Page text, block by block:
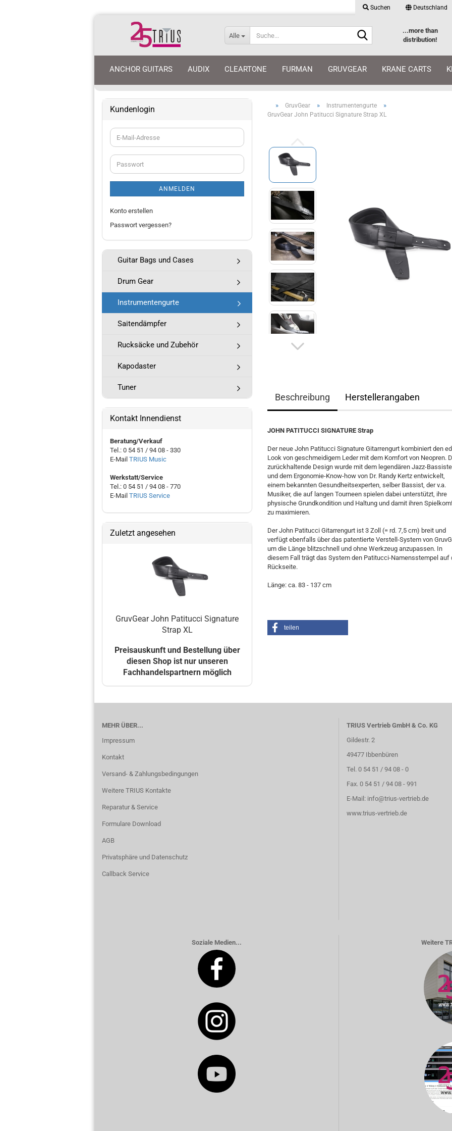
Suchen Deutschland
Alle
...more than
distribution!
ANCHOR GUITARS AUDIX CLEARTONE FURMAN GRUVGEAR KRANE CARTS
» GruvGear » Instrumentengurte »
GruvGear John Patitucci Signature Strap XL
Beschreibung Herstellerangaben
JOHN PATITUCCI SIGNATURE Strap
Der neue John Patitucci Signature Gitarrengurt kombiniert den
Look von geschmeidigem Leder mit dem Komfort von Neopren.
zurückhaltende Design wurde mit dem legendären Jazz-
und dem Ergonomie-Know-how von Dr. Randy Kertz entwickelt,
einem bekannten Gesundheitsexperten, selber Bassist, der v.a.
Musiker, die auf langen Tourneen spielen dabei unterstützt, ihre
physische Grundkondition und Haltung und damit ihren
zu maximieren.
Der John Patitucci Gitarrengurt ist 3 Zoll (= rd. 7,5 cm) breit und
verfügt ebenfalls über das patentierte Verstell-System von
um die Länge blitzschnell und ohne Werkzeug anzupassen. In
diesem Fall trägt das System den Patitucci-Namensstempel auf
Rückseite.
Länge: ca. 83 - 137 cm
teilen
Kundenlogin
E-
Mail-
Adresse
Passwort
ANMELDEN
Konto erstellen
Passwort vergessen?
Guitar Bags und Cases
Drum Gear
Instrumentengurte
Saitendämpfer
Rucksäcke und Zubehör
Kapodaster
Tuner
Kontakt Innendienst
Beratung/Verkauf
Tel.: 0 54 51 / 94 08 - 330
E-Mail TRIUS Music
Werkstatt/Service
Tel.: 0 54 51 / 94 08 - 770
E-Mail TRIUS Service
Zuletzt angesehen
GruvGear John Patitucci Signature
Strap XL
Preisauskunft und Bestellung über
diesen Shop ist nur unseren
Fachhandelspartnern möglich
MEHR ÜBER...
Impressum
Kontakt
Versand- & Zahlungsbedingungen
Weitere TRIUS Kontakte
Reparatur & Service
Formulare Download
AGB
Privatsphäre und Datenschutz
Callback Service
TRIUS Vertrieb GmbH & Co. KG
Gildestr. 2
49477 Ibbenbüren
Tel. 0 54 51 / 94 08 - 0
Fax. 0 54 51 / 94 08 - 991
E-Mail: info@trius-vertrieb.de
www.trius-vertrieb.de
Soziale Medien... Weitere